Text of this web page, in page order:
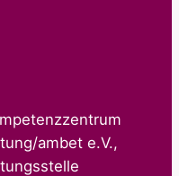
ambet e.V.,